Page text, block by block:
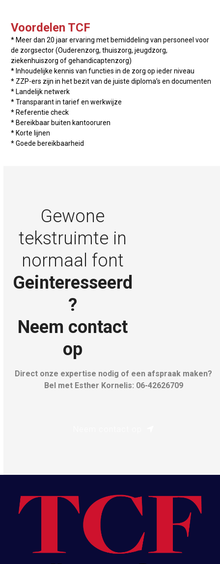
Voordelen TCF
* Meer dan 20 jaar ervaring met bemiddeling van personeel voor
de zorgsector (Ouderenzorg, thuiszorg, jeugdzorg,
ziekenhuiszorg of gehandicaptenzorg)
* Inhoudelijke kennis van functies in de zorg op ieder niveau
* ZZP-ers zijn in het bezit van de juiste diploma’s en documenten
* Landelijk netwerk
* Transparant in tarief en werkwijze
* Referentie check
* Bereikbaar buiten kantooruren
* Korte lijnen
* Goede bereikbaarheid
Gewone
tekstruimte in
normaal font
Geinteresseerd
?
Neem contact
op
Direct onze expertise nodig of een afspraak maken?
Bel met Esther Kornelis: 06-42626709